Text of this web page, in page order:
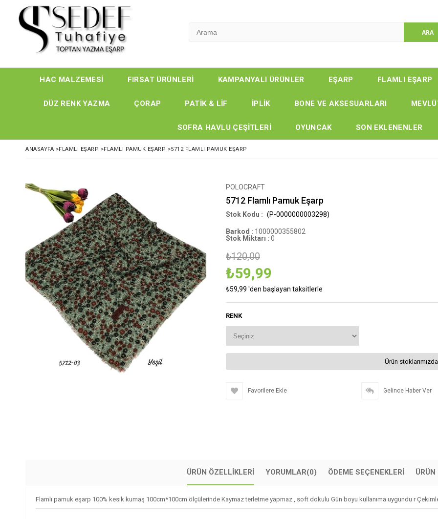
HAC MALZEMESİ FIRSAT ÜRÜNLERİ KAMPANYALI ÜRÜNLER EŞARP FLAMLI EŞARP
DÜZ RENK YAZMA ÇORAP PATİK & LİF İPLİK BONE VE AKSESUARLARI
SOFRA HAVLU ÇEŞİTLERİ OYUNCAK SON EKLENENLER
ANASAYFA >FLAMLI EŞARP >FLAMLI PAMUK EŞARP >5712 FLAMLI PAMUK EŞARP
POLOCRAFT
5712 Flamlı Pamuk Eşarp
(P-0000000003298)
Barkod : 1000000355802
Stok Miktarı : 0
₺120,00
₺59,99
₺59,99 'den başlayan taksitlerle
RENK
Ürün
Favorilere Ekle Gelince Haber Ver
ÜRÜN ÖZELLIKLERI YORUMLAR(0) ÖDEME SEÇENEKLERI ÜRÜN
Flamlı pamuk eşarp 100% kesik kumaş 100cm*100cm ölçülerinde Kaymaz terletme yapmaz , soft dokulu Gün boyu kullanıma uygundu r